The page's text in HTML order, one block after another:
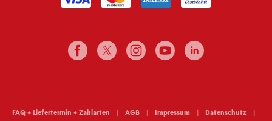
FAQ + Liefertermin + Zahlarten AGB Impressum
Datenschutz